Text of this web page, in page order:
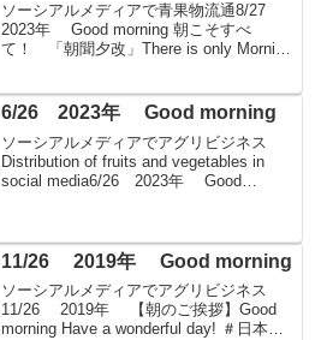
ソーシアルメディアで青果物流通8/27
2023年 Good morning 朝こそすべ
て！ 「朝聞夕改」There is only Morning
6/26 2023年 Good morning
ソーシアルメディアでアグリビジネス
Distribution of fruits and vegetables in
social media6/26 2023年 Good
11/26 2019年 Good morning
ソーシアルメディアでアグリビジネス
11/26 2019年 【朝のご挨拶】Good
morning Have a wonderful day! ＃日本農